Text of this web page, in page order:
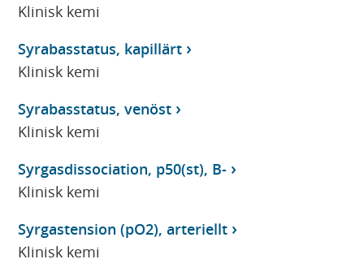
Klinisk kemi
Syrabasstatus, kapillärt
Klinisk kemi
Syrabasstatus, venöst
Klinisk kemi
Syrgasdissociation, p50(st), B-
Klinisk kemi
Syrgastension (pO2), arteriellt
Klinisk kemi